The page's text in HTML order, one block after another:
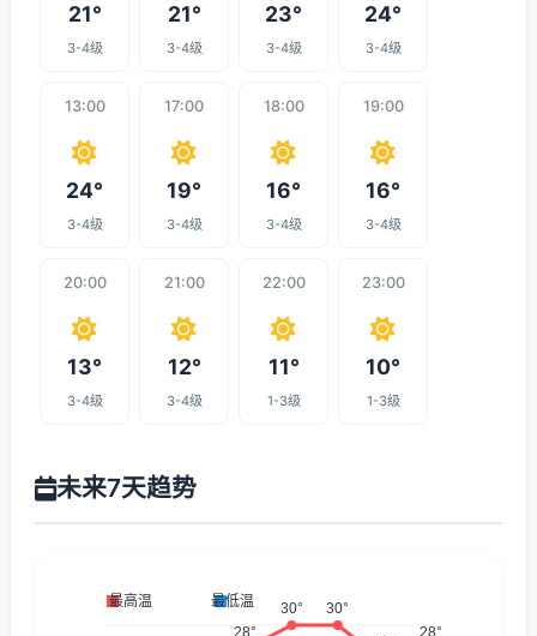
21°
3-4级
21°
3-4级
23°
3-4级
24°
3-4级
13:00
24°
3-4级
17:00
19°
3-4级
18:00
16°
3-4级
19:00
16°
3-4级
20:00
13°
3-4级
21:00
12°
3-4级
22:00
11°
1-3级
23:00
10°
1-3级
未来7天趋势